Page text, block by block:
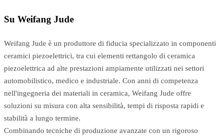
Su Weifang Jude
Weifang Jude è un produttore di fiducia specializzato in componenti
ceramici piezoelettrici, tra cui elementi rettangolo di ceramica
piezoelettrica ad alte prestazioni ampiamente utilizzati nei settori
automobilistico, medico e industriale. Con anni di competenza
nell'ingegneria dei materiali in ceramica, Weifang Jude offre
soluzioni su misura con alta sensibilità, tempi di risposta rapidi e
stabilità a lungo termine.
Combinando tecniche di produzione avanzate con un rigoroso